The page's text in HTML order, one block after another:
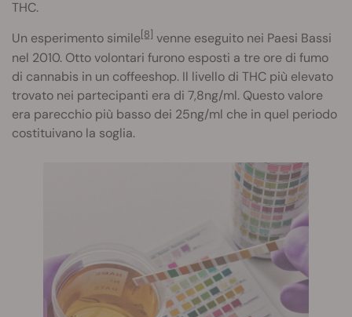
THC.
Un esperimento simile[8] venne eseguito nei Paesi Bassi
nel 2010. Otto volontari furono esposti a tre ore di fumo
di cannabis in un coffeeshop. Il livello di THC più elevato
trovato nei partecipanti era di 7,8ng/ml. Questo valore
era parecchio più basso dei 25ng/ml che in quel periodo
costituivano la soglia.